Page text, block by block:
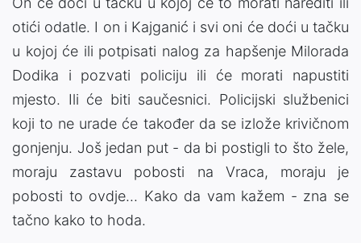
otići odatle. I on i Kajganić i svi oni će doći u tačku
u kojoj će ili potpisati nalog za hapšenje Milorada
Dodika i pozvati policiju ili će morati napustiti
mjesto. Ili će biti saučesnici. Policijski službenici
koji to ne urade će također da se izlože krivičnom
gonjenju. Još jedan put - da bi postigli to što žele,
moraju zastavu pobosti na Vraca, moraju je
pobosti to ovdje... Kako da vam kažem - zna se
tačno kako to hoda.